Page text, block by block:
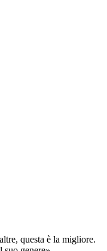
questa è la migliore.